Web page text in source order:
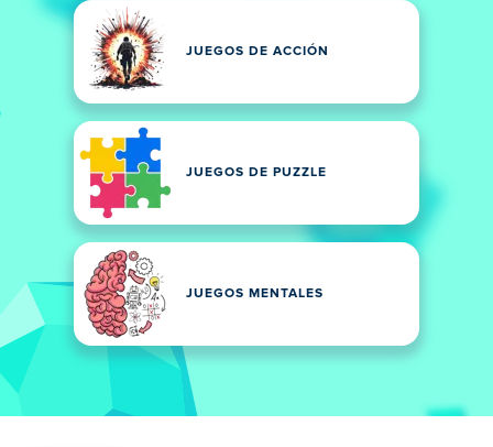
JUEGOS DE ACCIÓN
JUEGOS DE PUZZLE
JUEGOS MENTALES